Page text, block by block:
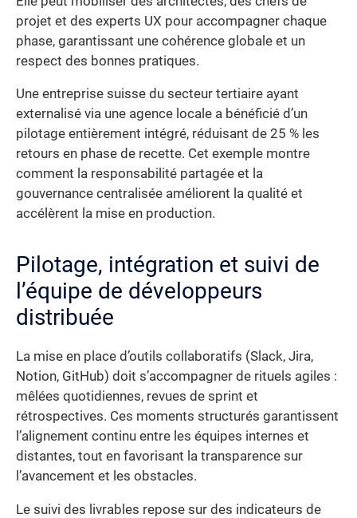
projet et des experts UX pour accompagner chaque
phase, garantissant une cohérence globale et un
respect des bonnes pratiques.
Une entreprise suisse du secteur tertiaire ayant
externalisé via une agence locale a bénéficié d’un
pilotage entièrement intégré, réduisant de 25 % les
retours en phase de recette. Cet exemple montre
comment la responsabilité partagée et la
gouvernance centralisée améliorent la qualité et
accélèrent la mise en production.
Pilotage, intégration et suivi de
l’équipe de développeurs
distribuée
La mise en place d’outils collaboratifs (Slack, Jira,
Notion, GitHub) doit s’accompagner de rituels agiles :
mêlées quotidiennes, revues de sprint et
rétrospectives. Ces moments structurés garantissent
l’alignement continu entre les équipes internes et
distantes, tout en favorisant la transparence sur
l’avancement et les obstacles.
Le suivi des livrables repose sur des indicateurs de